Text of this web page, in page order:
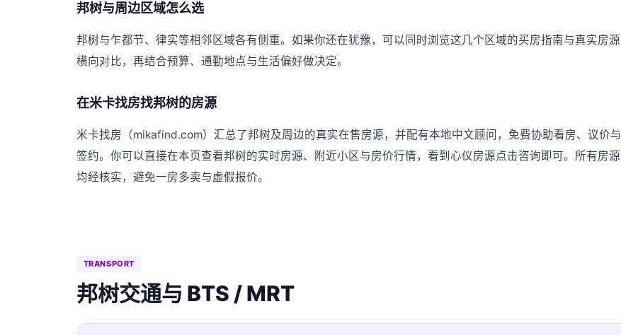
邦树与周边区域怎么选
邦树与乍都节、律实等相邻区域各有侧重。如果你还在犹豫，可以同时浏览这几个区域的买房指南与真实房源
横向对比，再结合预算、通勤地点与生活偏好做决定。
在米卡找房找邦树的房源
米卡找房（mikafind.com）汇总了邦树及周边的真实在售房源，并配有本地中文顾问，免费协助看房、议价与
签约。你可以直接在本页查看邦树的实时房源、附近小区与房价行情，看到心仪房源点击咨询即可。所有房源
均经核实，避免一房多卖与虚假报价。
TRANSPORT
邦树交通与 BTS / MRT